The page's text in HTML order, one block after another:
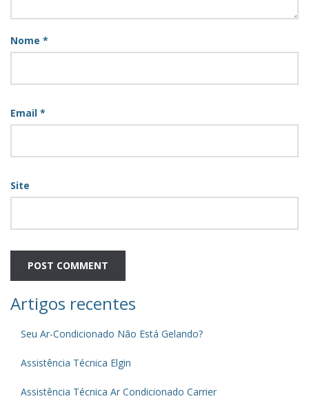
Nome *
Email *
Site
Artigos recentes
Seu Ar-Condicionado Não Está Gelando?
Assistência Técnica Elgin
Assistência Técnica Ar Condicionado Carrier